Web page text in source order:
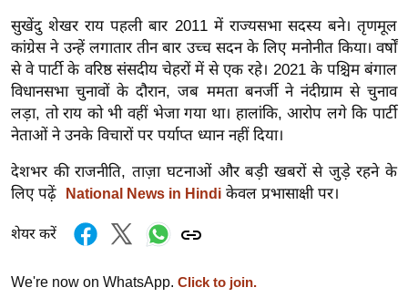
ज
ब्री
फ
म
नो
ज
न
ज
त
सुखेंदु शेखर राय पहली बार 2011 में राज्यसभा सदस्य बने। तृणमूल
कांग्रेस ने उन्हें लगातार तीन बार उच्च सदन के लिए मनोनीत किया। वर्षों
से वे पार्टी के वरिष्ठ संसदीय चेहरों में से एक रहे। 2021 के पश्चिम बंगाल
विधानसभा चुनावों के दौरान, जब ममता बनर्जी ने नंदीग्राम से चुनाव
लड़ा, तो राय को भी वहीं भेजा गया था। हालांकि, आरोप लगे कि पार्टी
नेताओं ने उनके विचारों पर पर्याप्त ध्यान नहीं दिया।
देशभर की राजनीति, ताज़ा घटनाओं और बड़ी खबरों से जुड़े रहने के
लिए पढ़ें
National News in Hindi केवल प्रभासाक्षी पर।
शेयर करें
We're now on WhatsApp. Click to join.